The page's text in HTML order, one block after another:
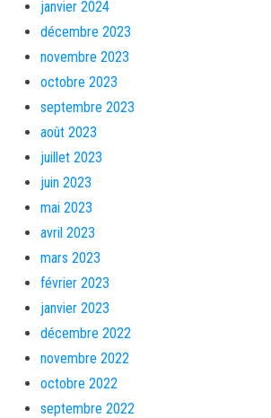
janvier 2024
décembre 2023
novembre 2023
octobre 2023
septembre 2023
août 2023
juillet 2023
juin 2023
mai 2023
avril 2023
mars 2023
février 2023
janvier 2023
décembre 2022
novembre 2022
octobre 2022
septembre 2022